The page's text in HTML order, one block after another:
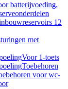
batterijvoeding,
12
met
Voor 1-toets
Toebehoren
voor wc-